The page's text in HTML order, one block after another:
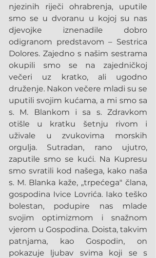
njezinih riječi ohrabrenja, uputile
smo se u dvoranu u kojoj su nas
djevojke iznenadile dobro
odigranom predstavom – Sestrica
Dolores. Zajedno s našim sestrama
okupili smo se na zajedničkoj
večeri uz kratko, ali ugodno
druženje. Nakon večere mladi su se
uputili svojim kućama, a mi smo sa
s. M. Blankom i sa s. Zdravkom
otišle u kratku šetnju rivom i
uživale u zvukovima morskih
orgulja. Sutradan, rano ujutro,
zaputile smo se kući. Na Kupresu
smo svratili kod našega, kako naša
s. M. Blanka kaže, „trpećega" člana,
gospodina Ivice Lovrića. Iako teško
bolestan, podupire nas mlade
svojim optimizmom i snažnom
vjerom u Gospodina. Doista, takvim
patnjama, kao Gospodin, on
pokazuje ljubav svima koji se s